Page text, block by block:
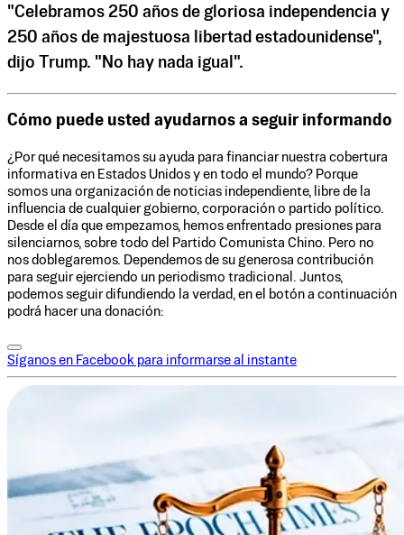
"Celebramos 250 años de gloriosa independencia y
250 años de majestuosa libertad estadounidense",
dijo Trump. "No hay nada igual".
Cómo puede usted ayudarnos a seguir informando
¿Por qué necesitamos su ayuda para financiar nuestra cobertura
informativa en Estados Unidos y en todo el mundo? Porque
somos una organización de noticias independiente, libre de la
influencia de cualquier gobierno, corporación o partido político.
Desde el día que empezamos, hemos enfrentado presiones para
silenciarnos, sobre todo del Partido Comunista Chino. Pero no
nos doblegaremos. Dependemos de su generosa contribución
para seguir ejerciendo un periodismo tradicional. Juntos,
podemos seguir difundiendo la verdad, en el botón a continuación
podrá hacer una donación:
Síganos en Facebook para informarse al instante